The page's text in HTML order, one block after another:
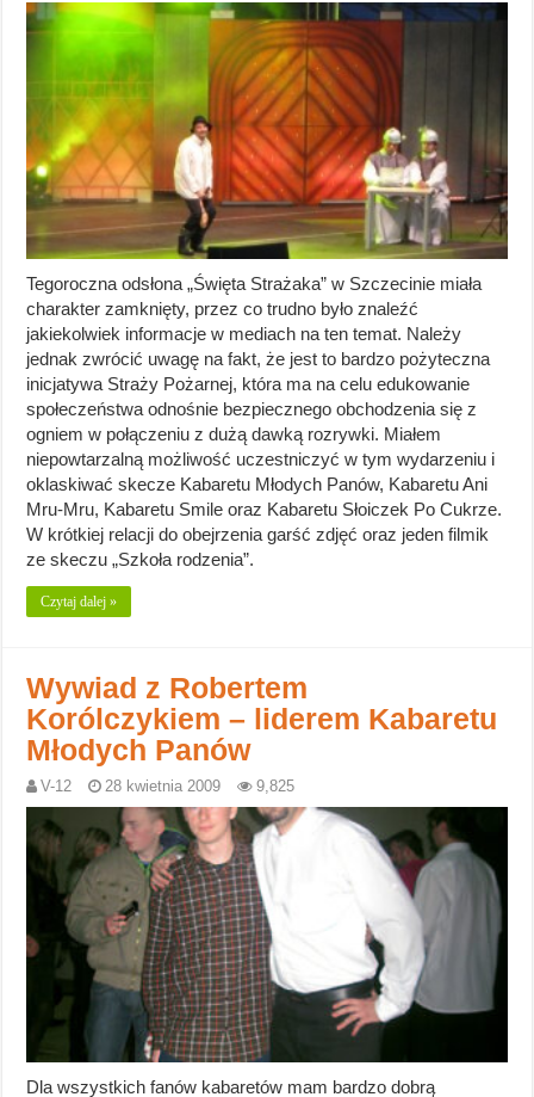
Tegoroczna odsłona „Święta Strażaka” w Szczecinie miała
charakter zamknięty, przez co trudno było znaleźć
jakiekolwiek informacje w mediach na ten temat. Należy
jednak zwrócić uwagę na fakt, że jest to bardzo pożyteczna
inicjatywa Straży Pożarnej, która ma na celu edukowanie
społeczeństwa odnośnie bezpiecznego obchodzenia się z
ogniem w połączeniu z dużą dawką rozrywki. Miałem
niepowtarzalną możliwość uczestniczyć w tym wydarzeniu i
oklaskiwać skecze Kabaretu Młodych Panów, Kabaretu Ani
Mru-Mru, Kabaretu Smile oraz Kabaretu Słoiczek Po Cukrze.
W krótkiej relacji do obejrzenia garść zdjęć oraz jeden filmik
ze skeczu „Szkoła rodzenia”.
Czytaj dalej »
Wywiad z Robertem
Korólczykiem – liderem Kabaretu
Młodych Panów
V-12 28 kwietnia 2009 9,825
Dla wszystkich fanów kabaretów mam bardzo dobrą